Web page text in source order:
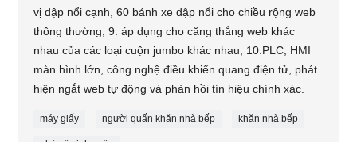
vị dập nổi cạnh, 60 bánh xe dập nổi cho chiều rộng web
thông thường; 9. áp dụng cho căng thẳng web khác
nhau của các loại cuộn jumbo khác nhau; 10.PLC, HMI
màn hình lớn, công nghệ điều khiển quang điện tử, phát
hiện ngắt web tự động và phản hồi tín hiệu chính xác.
máy giấy người quấn khăn nhà bếp khăn nhà bếp